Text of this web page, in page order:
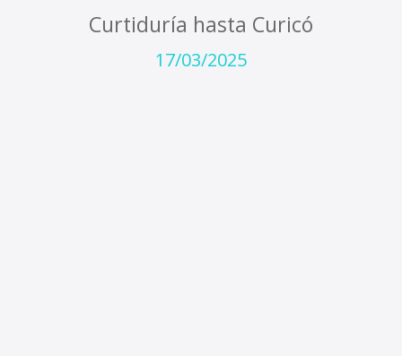
Curtiduría hasta Curicó
17/03/2025